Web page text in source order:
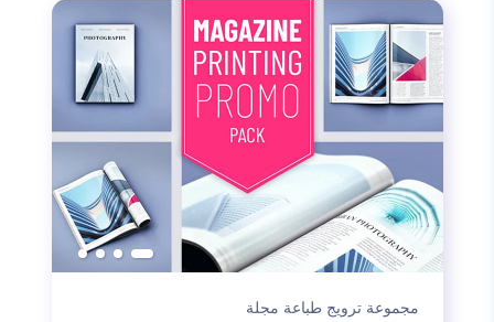
مجموعة ترويج طباعة مجلة